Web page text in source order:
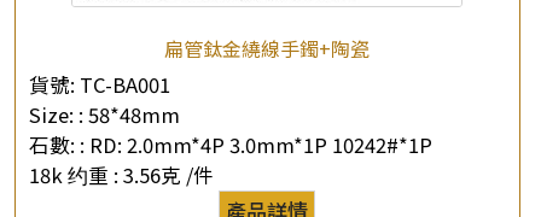
扁管鈦金繞線手鐲+陶瓷
貨號: TC-BA001
Size: : 58*48mm
石數: : RD: 2.0mm*4P 3.0mm*1P 10242#*1P
18k 约重 : 3.56克 /件
產品詳情